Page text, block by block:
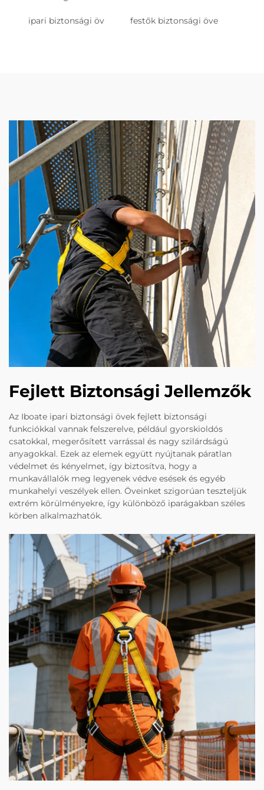
ipari biztonsági öv festők biztonsági öve
Fejlett Biztonsági Jellemzők
Az Iboate ipari biztonsági övek fejlett biztonsági
funkciókkal vannak felszerelve, például gyorskioldós
csatokkal, megerősített varrással és nagy szilárdságú
anyagokkal. Ezek az elemek együtt nyújtanak páratlan
védelmet és kényelmet, így biztosítva, hogy a
munkavállalók meg legyenek védve esések és egyéb
munkahelyi veszélyek ellen. Öveinket szigorúan teszteljük
extrém körülményekre, így különböző iparágakban széles
körben alkalmazhatók.